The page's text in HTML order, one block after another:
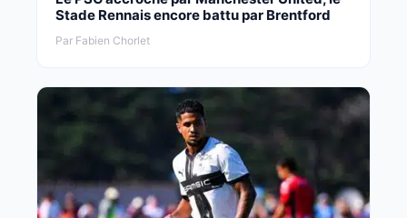
Stade Rennais encore battu par Brentford
Par Fabien Chorlet